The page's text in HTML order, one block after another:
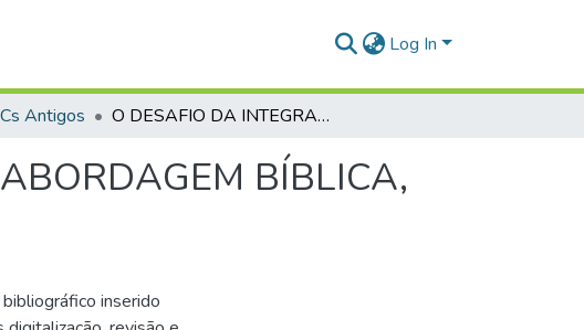
Log In
Antigos O DESAFIO DA INTEGRAÇÃO CRISTÃ: UMA ABORDAGEM BÍBLICA, DINÂMICA E PRÁTICA
BÍBLICA,
inserido